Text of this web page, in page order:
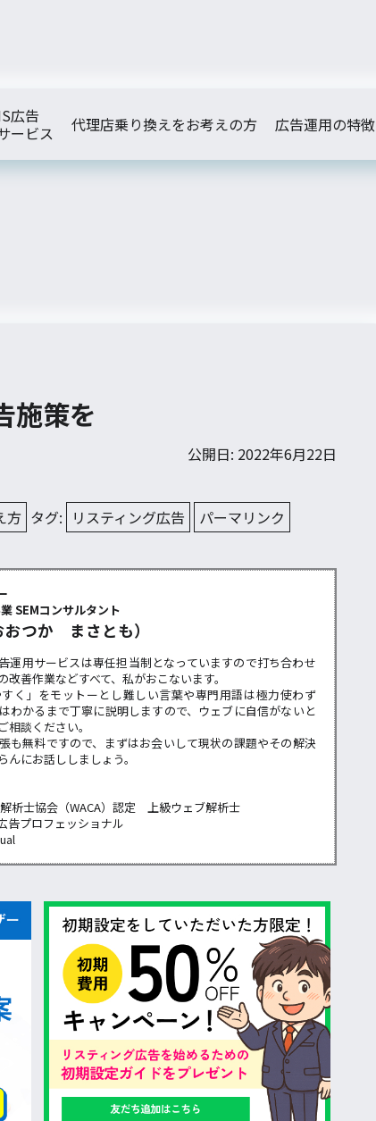
広告
ービス
代理店乗り換えをお考えの方 広告運用の特徴
施策を
公開日: 2022年6月22日
方 タグ: リスティング広告 パーマリンク
SEMコンサルタント
つか まさとも）
運用サービスは専任担当制となっていますので打ち合わせ
改善作業などすべて、私がおこないます。
すく」をモットーとし難しい言葉や専門用語は極力使わず
わかるまで丁寧に説明しますので、ウェブに自信がないと
相談ください。
も無料ですので、まずはお会いして現状の課題やその解決
にお話ししましょう。
析士協会（WACA）認定 上級ウェブ解析士
告プロフェッショナル